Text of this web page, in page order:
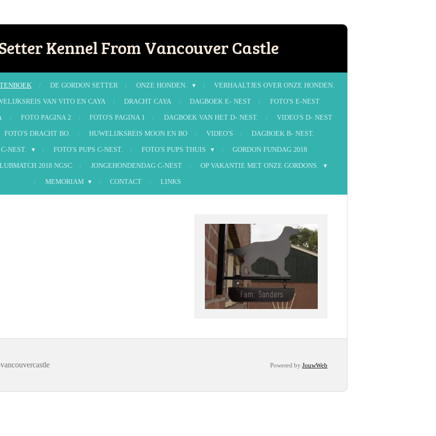
Kennel From Vancouver Castle
DE GORDON SETTER ONZE HONDEN. VERHAALTJES OVER ONZE HONDEN.
VAN VITO EN CAYA DRACHT CAYA DAGBOEK E- NEST FOTO'S E-NEST
FOTO PAGINA 2 FOTO'S PAGINA 1 DAGBOEK VAN HET D- NEST. VIDEO'S D- NEST
FOTO'S DRACHT BO. HUWELIJKSREIS MOON EN BO VIDEO'S DAGBOEK B- NEST.
NEST. FOTO'S PUPS C-NEST. FOTO'S PUPS THUIS GORDON FUNDAG 2018
2018 NGSC JONGEHONDENDAG C-NEST OP VAKANTIE MET ONZE GORDONS.
MEMORIAM CONTACT LINKS
Powered by JouwWeb